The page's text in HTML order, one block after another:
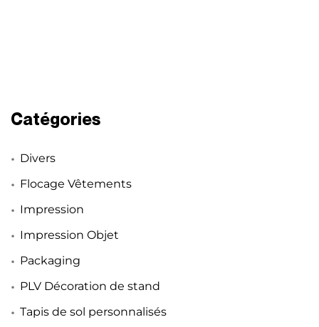
Catégories
Divers
Flocage Vêtements
Impression
Impression Objet
Packaging
PLV Décoration de stand
Tapis de sol personnalisés